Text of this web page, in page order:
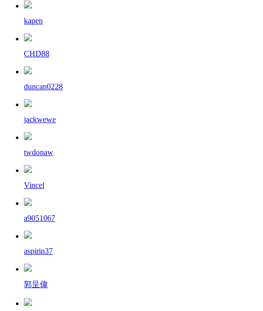
kapen
CHD88
duncan0228
jackwewe
twdonaw
Vincel
a9051067
aspirin37
郭呈偉